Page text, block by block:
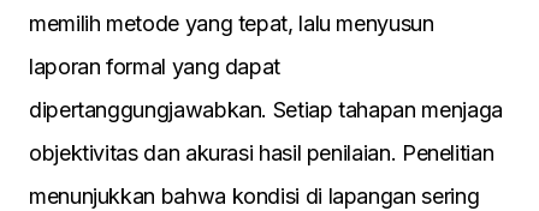
memilih metode yang tepat, lalu menyusun
laporan formal yang dapat
dipertanggungjawabkan. Setiap tahapan menjaga
objektivitas dan akurasi hasil penilaian. Penelitian
menunjukkan bahwa kondisi di lapangan sering